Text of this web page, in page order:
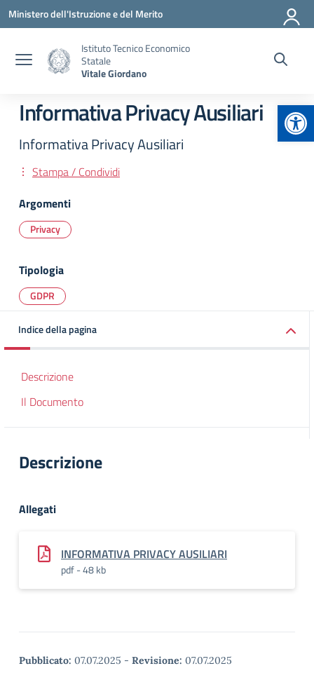
Vai ai contenuti
Vai al menu di navigazione
Vai al footer
Ministero dell'Istruzione e del Merito
Istituto Tecnico Economico
Statale
Vitale Giordano
Informativa Privacy Ausiliari
Informativa Privacy Ausiliari
Stampa / Condividi
Argomenti
Privacy
Tipologia
GDPR
Indice della pagina
Descrizione
Il Documento
Descrizione
Allegati
INFORMATIVA PRIVACY AUSILIARI
pdf - 48 kb
Pubblicato: 07.07.2025 - Revisione: 07.07.2025